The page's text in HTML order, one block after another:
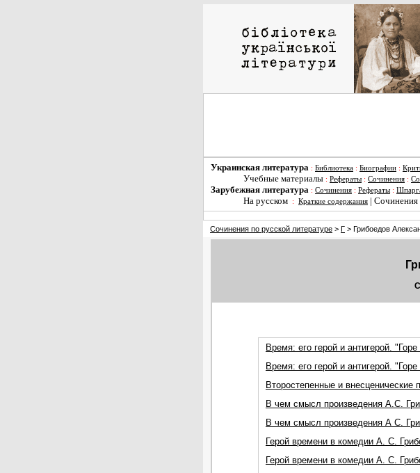
Украинская литература : Библиотека : Биографии :
Учебные материалы : Рефераты : Сочинения :
Зарубежная литература : Сочинения : Рефераты :
На русском
: Краткие содержания | Сочинения
Сочинения по русской литературе > Г > Грибоедов
Время: его герой и антигерой.
Время: его герой и антигерой.
Второстепенные и
В чем смысл произведения А.С.
В чем смысл произведения А С.
Герой времени в комедии А. С.
Герой времени в комедии А. С.